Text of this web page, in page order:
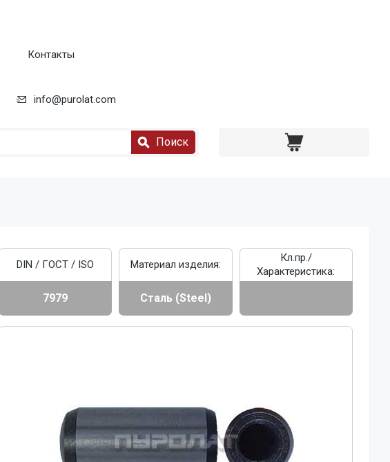
Контакты
info@purolat.com
Поиск
DIN / ГОСТ / ISO
7979
Материал изделия:
Сталь (Steel)
Кл.пр./
Характеристика: